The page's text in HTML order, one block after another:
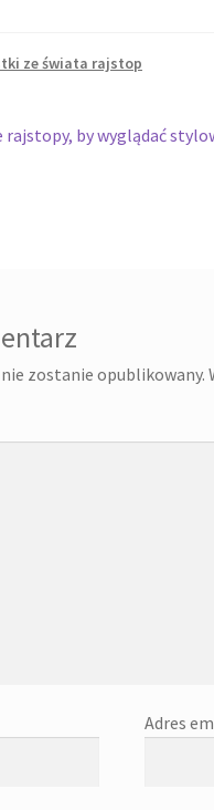
ze świata rajstop
by wyglądać
zostanie opublikowany.
Adres